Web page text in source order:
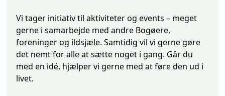
Vi tager initiativ til aktiviteter og events – meget
gerne i samarbejde med andre Bogøere,
foreninger og ildsjæle. Samtidig vil vi gerne gøre
det nemt for alle at sætte noget i gang. Går du
med en idé, hjælper vi gerne med at føre den ud i
livet.